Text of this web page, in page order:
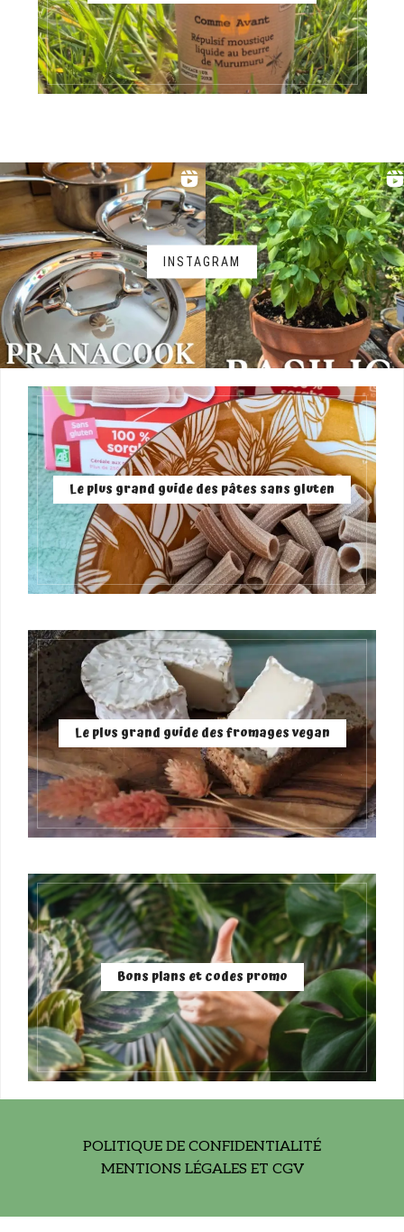
INSTAGRAM
Le plus grand guide des pâtes sans gluten
Le plus grand guide des fromages vegan
Bons plans et codes promo
POLITIQUE DE CONFIDENTIALITÉ
MENTIONS LÉGALES ET CGV